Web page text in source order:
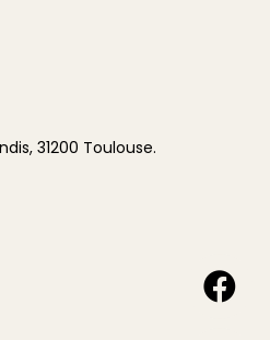
31200 Toulouse.